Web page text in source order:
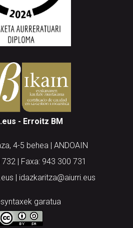
- Erroitz BM
4-5 behea | ANDOAIN
| Faxa: 943 300 731
| idazkaritza@aiurri.eus
garatua